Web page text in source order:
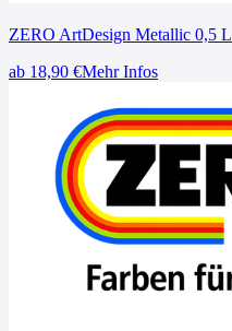
ZERO ArtDesign Metallic 0,5 L
ab 18,90 €Mehr Infos